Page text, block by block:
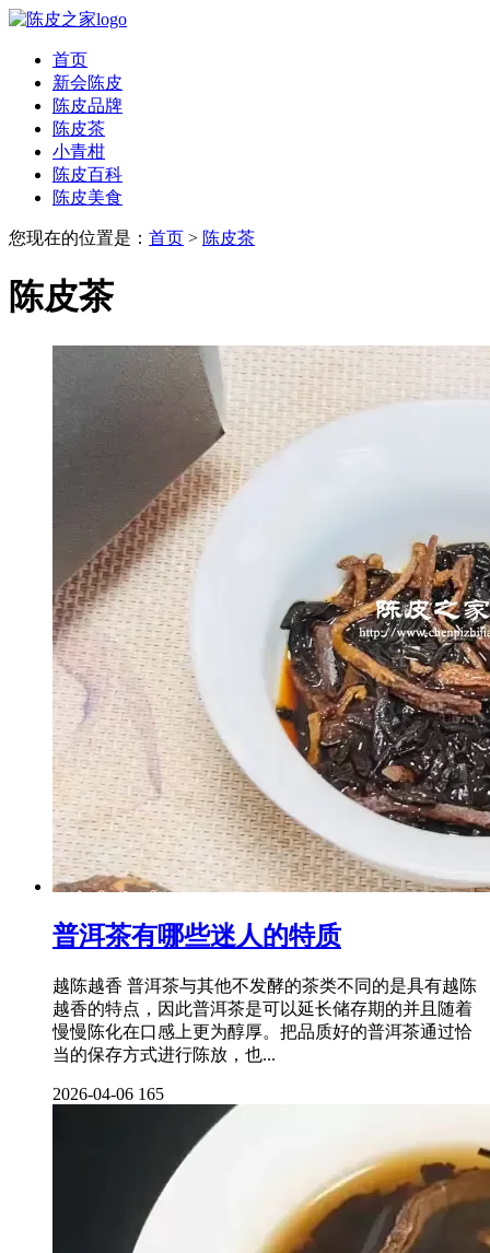
首页
新会陈皮
陈皮品牌
陈皮茶
小青柑
陈皮百科
陈皮美食
您现在的位置是： 首页 > 陈皮茶
陈皮茶
普洱茶有哪些迷人的特质
越陈越香 普洱茶与其他不发酵的茶类不同的是具有越陈
越香的特点，因此普洱茶是可以延长储存期的并且随着
慢慢陈化在口感上更为醇厚。把品质好的普洱茶通过恰
当的保存方式进行陈放，也...
2026-04-06 165